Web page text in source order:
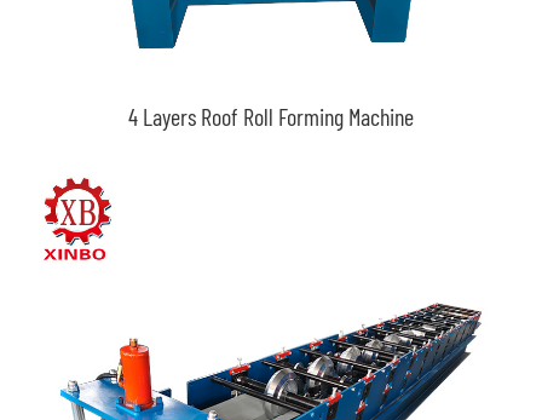
4 Layers Roof Roll Forming Machine